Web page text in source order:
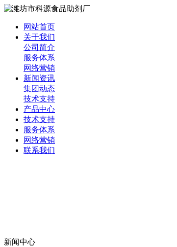
网站首页
关于我们
公司简介
服务体系
网络营销
新闻资讯
集团动态
技术支持
产品中心
技术支持
服务体系
网络营销
联系我们
新闻中心